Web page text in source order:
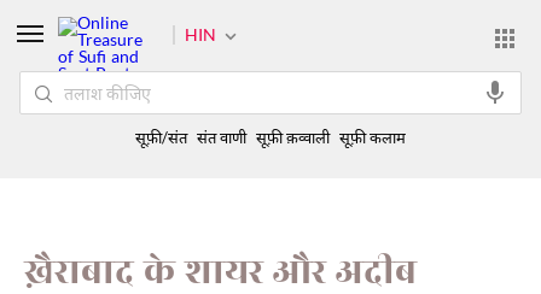
ख़ैराबाद के शायर और अदीब
HIN
सूफ़ी/संत संत वाणी सूफ़ी क़व्वाली सूफ़ी कलाम